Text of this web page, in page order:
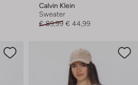
Calvin Klein
Sweater
€ 89,99 € 44,99